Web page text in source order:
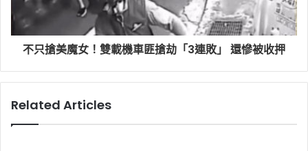
不只搶美魔女！雙載機車匪搶劫「3連敗」 還慘被收押
Related Articles